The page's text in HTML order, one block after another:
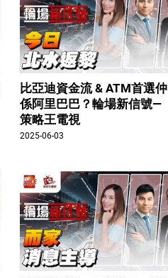
比亞迪資金流 & ATM首選仲
係阿里巴巴？輪場新信號—
策略王電視
2025-06-03